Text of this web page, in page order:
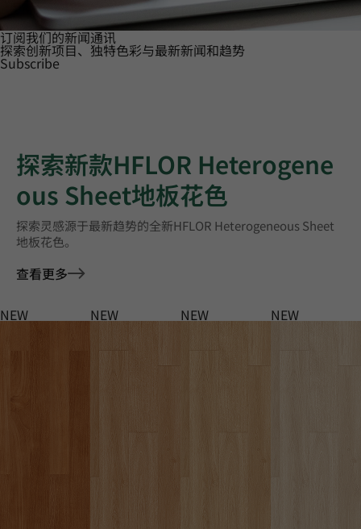
订阅我们的新闻通讯
探索创新项目、独特色彩与最新新闻和趋势
Subscribe
探索新款HFLOR Heterogene
ous Sheet地板花色
探索灵感源于最新趋势的全新HFLOR Heterogeneous Sheet
地板花色。
查看更多
NEW NEW NEW NEW